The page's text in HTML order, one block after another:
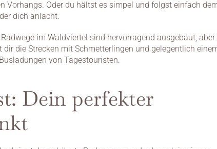
Vorhangs. Oder du hältst es simpel und folgst einfach
dich anlacht.
Radwege im Waldviertel sind hervorragend ausgebaut, aber
dir die Strecken mit Schmetterlingen und gelegentlich
von Tagestouristen.
Dein perfekter